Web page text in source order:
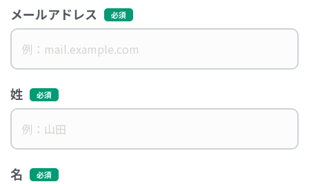
メールアドレス
姓
名